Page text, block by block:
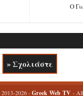
Ο
» Σχολιάστε
2026 -Greek Web TV -